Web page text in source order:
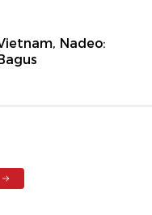
Nadeo: